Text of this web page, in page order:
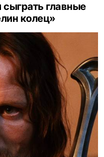
главные
колец»